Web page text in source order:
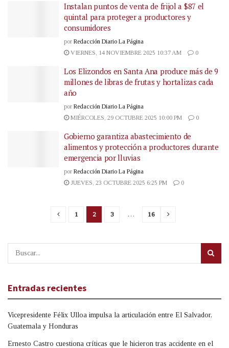
Instalan puntos de venta de frijol a $87 el
quintal para proteger a productores y
consumidores
por Redacción Diario La Página
VIERNES, 14 NOVIEMBRE 2025 10:37 AM
0
Los Elizondos en Santa Ana produce más de 9
millones de libras de frutas y hortalizas cada
año
por Redacción Diario La Página
MIÉRCOLES, 29 OCTUBRE 2025 10:00 PM
0
Gobierno garantiza abastecimiento de
alimentos y protección a productores durante
emergencia por lluvias
por Redacción Diario La Página
JUEVES, 23 OCTUBRE 2025 6:25 PM
0
1 2 3 … 16
Entradas recientes
Vicepresidente Félix Ulloa impulsa la articulación entre El Salvador,
Guatemala y Honduras
Ernesto Castro cuestiona críticas que le hicieron tras accidente en el